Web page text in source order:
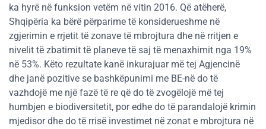
ka hyrë në funksion vetëm në vitin 2016. Që atëherë,
Shqipëria ka bërë përparime të konsiderueshme në
zgjerimin e rrjetit të zonave të mbrojtura dhe në rritjen e
nivelit të zbatimit të planeve të saj të menaxhimit nga 19%
në 53%. Këto rezultate kanë inkurajuar më tej Agjencinë
dhe janë pozitive se bashkëpunimi me BE-në do të
vazhdojë me një fazë të re që do të zvogëlojë më tej
humbjen e biodiversitetit, por edhe do të parandalojë krimin
mjedisor dhe do të rrisë investimet në zonat e mbrojtura në